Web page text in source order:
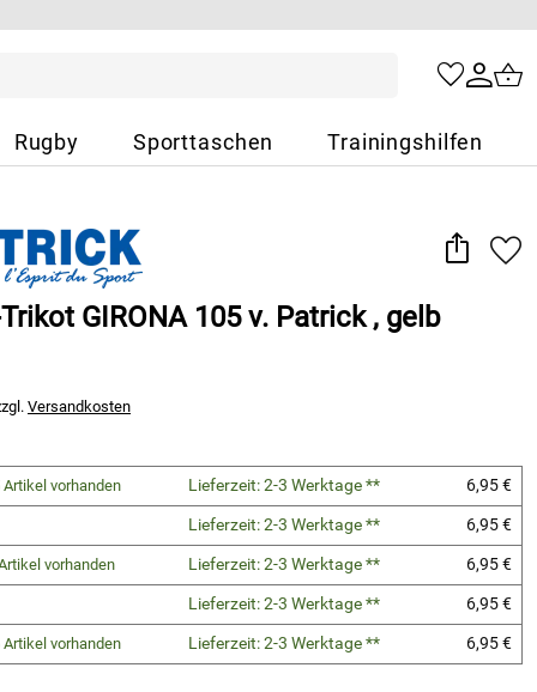
Rugby Sporttaschen Trainingshilfen
GIRONA 105 v. Patrick , gelb
Versandkosten
Artikel vorhanden Lieferzeit: 2-3 Werktage **
6,95 €
Lieferzeit: 2-3 Werktage **
6,95 €
vorhanden Lieferzeit: 2-3 Werktage **
6,95 €
Lieferzeit: 2-3 Werktage **
6,95 €
Artikel vorhanden Lieferzeit: 2-3 Werktage ** 6,95 €